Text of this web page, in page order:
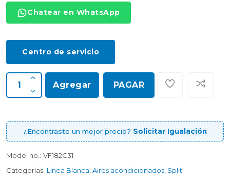
Chatear en WhatsApp
Centro de servicio
Agregar PAGAR
¿Encontraste un mejor precio? Solicitar Igualación
Model no.: VF182C31
Categorías: Línea Blanca Aires acondicionados Split